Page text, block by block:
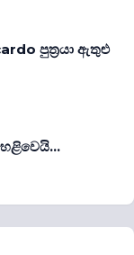
පුත‍්‍රයා ඇතුළු